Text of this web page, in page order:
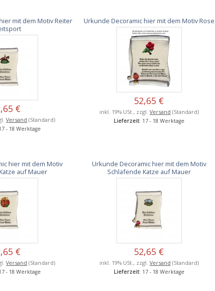
mit dem Motiv Reiter
€
Versand (Standard)
- 18 Werktage
Urkunde Decoramic hier mit dem Motiv Rose
52,65 €
inkl. 19% USt., zzgl. Versand (Standard)
Lieferzeit: 17 - 18 Werktage
hier mit dem Motiv
auf Mauer
€
Versand (Standard)
- 18 Werktage
Urkunde Decoramic hier mit dem Motiv
Schlafende Katze auf Mauer
52,65 €
inkl. 19% USt., zzgl. Versand (Standard)
Lieferzeit: 17 - 18 Werktage